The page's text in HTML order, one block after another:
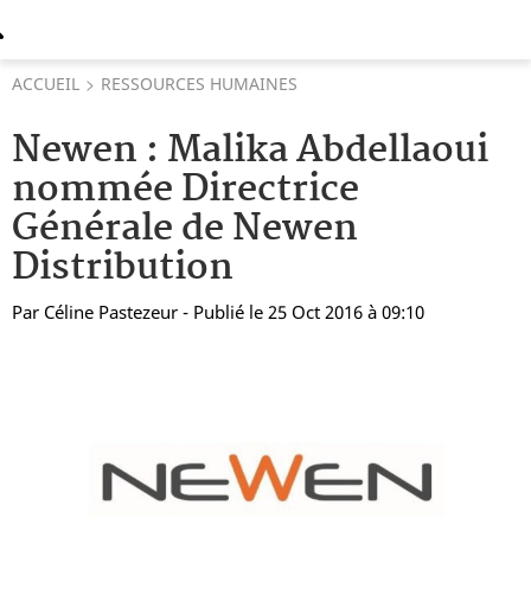
ACCUEIL RESSOURCES HUMAINES
Newen : Malika Abdellaoui
nommée Directrice
Générale de Newen
Distribution
Par Céline Pastezeur - Publié le 25 Oct 2016 à 09:10